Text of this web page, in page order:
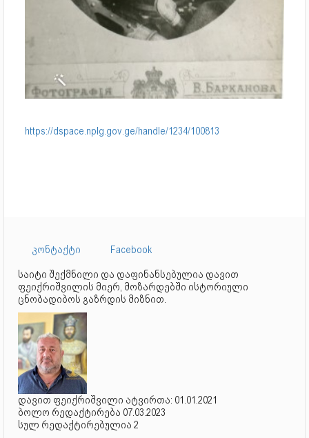
https://dspace.nplg.gov.ge/handle/1234/100813
კონტაქტი
Facebook
საიტი შექმნილი და დაფინანსებულია დავით
ფეიქრიშვილის მიერ, მოზარდებში ისტორიული
ცნობადიბოს გაზრდის მიზნით.
დავით ფეიქრიშვილი ატვირთა: 01.01.2021
ბოლო რედაქტირება 07.03.2023
სულ რედაქტირებულია 2